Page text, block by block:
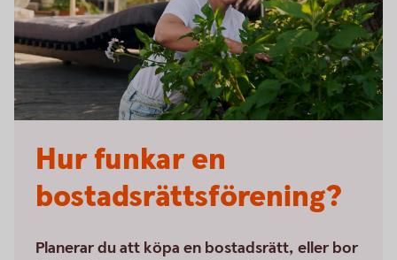
Hur funkar en
bostadsrättsförening?
Planerar du att köpa en bostadsrätt, eller bor